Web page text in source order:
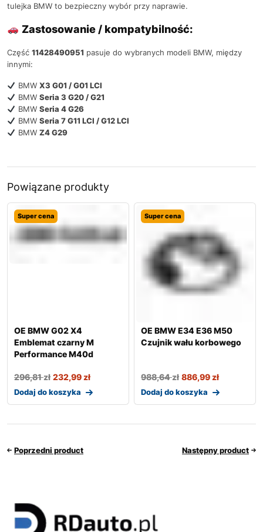
tulejka BMW to bezpieczny wybór przy naprawie.
Zastosowanie / kompatybilność:
Część 11428490951 pasuje do wybranych modeli BMW, między
innymi:
BMW X3 G01 / G01 LCI
BMW Seria 3 G20 / G21
BMW Seria 4 G26
BMW Seria 7 G11 LCI / G12 LCI
BMW Z4 G29
Powiązane produkty
Super cena
OE BMW G02 X4
Emblemat czarny M
Performance M40d
296,81zł 232,99zł
Dodaj do koszyka
Super cena
OE BMW E34 E36 M50
Czujnik wału korbowego
988,64zł 886,99zł
Dodaj do koszyka
Poprzedni product Następny product